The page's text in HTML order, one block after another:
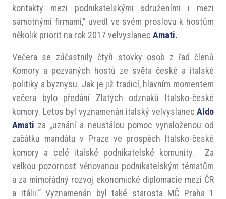
kontakty mezi podnikatelskými sdruženími i mezi
samotnými firmami,” uvedl ve svém proslovu k hostům
několik priorit na rok 2017 velvyslanec Amati.
Večera se zúčastnily čtyři stovky osob z řad členů
Komory a pozvaných hostů ze světa české a italské
politiky a byznysu. Jak je již tradicí, hlavním momentem
večera bylo předání Zlatých odznaků Italsko-české
komory. Letos byl vyznamenán italský velvyslanec Aldo
Amati za „uznání a neustálou pomoc vynaloženou od
začátku mandátu v Praze ve prospěch Italsko-české
komory a celé italské podnikatelské komunity. Za
velkou pozornost věnovanou podnikatelským tématům
a za mimořádný rozvoj ekonomické diplomacie mezi ČR
a Itálii.“ Vyznamenán byl také starosta MČ Praha 1